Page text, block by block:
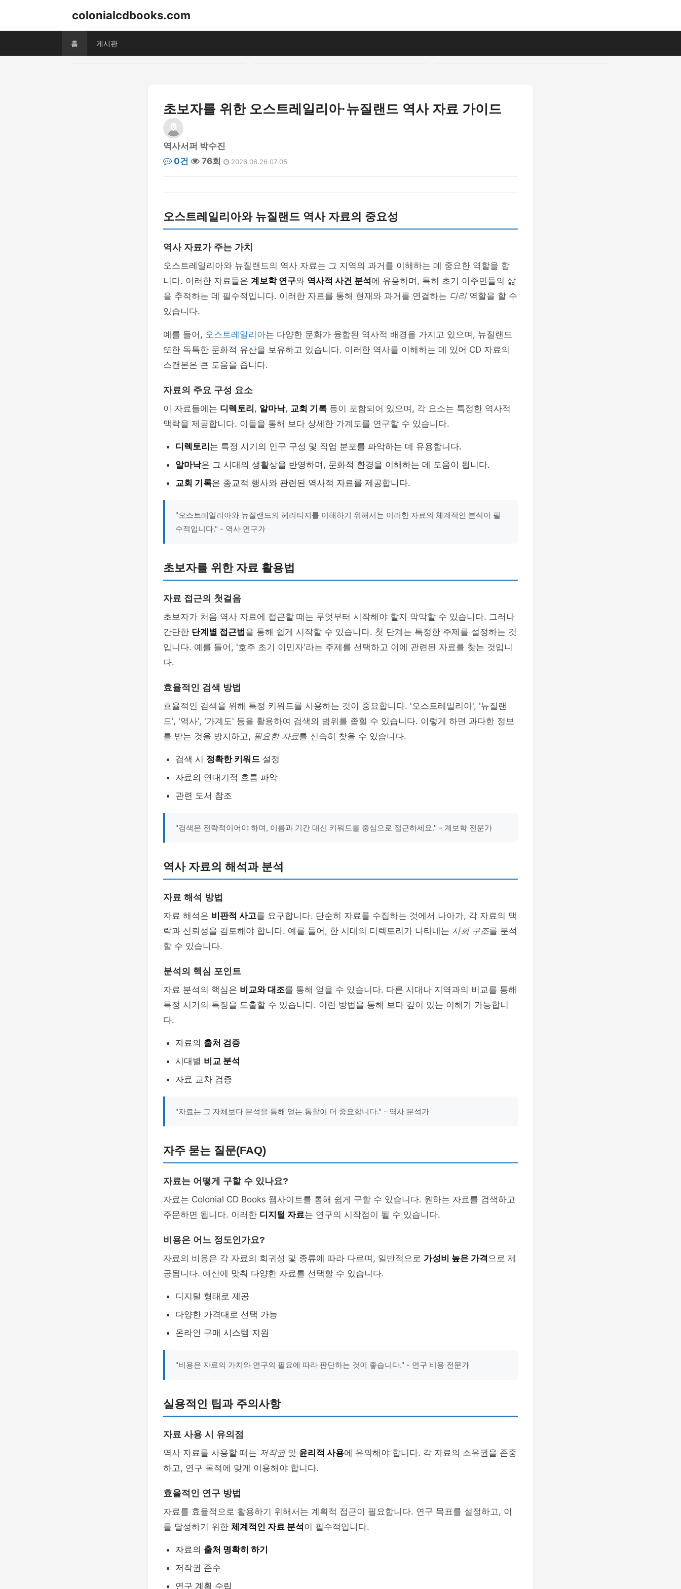
colonialcdbooks.com
홈 게시판
초보자를 위한 오스트레일리아·뉴질랜드 역사 자료 가이드
역사서퍼 박수진
0건
76회 2026.06.26 07:05
오스트레일리아와 뉴질랜드 역사 자료의 중요성
역사 자료가 주는 가치
오스트레일리아와 뉴질랜드의 역사 자료는 그 지역의 과거를 이해하는 데 중요한 역할을 합
니다. 이러한 자료들은 계보학 연구와 역사적 사건 분석에 유용하며, 특히 초기 이주민들의 삶
을 추적하는 데 필수적입니다. 이러한 자료를 통해 현재와 과거를 연결하는 다리역할을 할 수
있습니다.
예를 들어, 오스트레일리아는 다양한 문화가 융합된 역사적 배경을 가지고 있으며, 뉴질랜드
또한 독특한 문화적 유산을 보유하고 있습니다. 이러한 역사를 이해하는 데 있어 CD 자료의
스캔본은 큰 도움을 줍니다.
자료의 주요 구성 요소
이 자료들에는 디렉토리 , 알마낙, 교회 기록 등이 포함되어 있으며, 각 요소는 특정한 역사적
맥락을 제공합니다. 이들을 통해 보다 상세한 가계도를 연구할 수 있습니다.
디렉토리 는 특정 시기의 인구 구성 및 직업 분포를 파악하는 데 유용합니다.
알마낙은 그 시대의 생활상을 반영하며, 문화적 환경을 이해하는 데 도움이 됩니다.
교회 기록은 종교적 행사와 관련된 역사적 자료를 제공합니다.
"오스트레일리아와 뉴질랜드의 헤리티지를 이해하기 위해서는 이러한 자료의 체계적인 분석이 필
수적입니다." - 역사 연구가
초보자를 위한 자료 활용법
자료 접근의 첫걸음
초보자가 처음 역사 자료에 접근할 때는 무엇부터 시작해야 할지 막막할 수 있습니다. 그러나
간단한 단계별 접근법 을 통해 쉽게 시작할 수 있습니다. 첫 단계는 특정한 주제를 설정하는 것
입니다. 예를 들어, '호주 초기 이민자'라는 주제를 선택하고 이에 관련된 자료를 찾는 것입니
다.
효율적인 검색 방법
효율적인 검색을 위해 특정 키워드를 사용하는 것이 중요합니다. '오스트레일리아', '뉴질랜
드', '역사', '가계도' 등을 활용하여 검색의 범위를 좁힐 수 있습니다. 이렇게 하면 과다한 정보
를 받는 것을 방지하고, 필요한 자료를 신속히 찾을 수 있습니다.
검색 시 정확한 키워드 설정
자료의 연대기적 흐름 파악
관련 도서 참조
"검색은 전략적이어야 하며, 이름과 기간 대신 키워드를 중심으로 접근하세요." - 계보학 전문가
역사 자료의 해석과 분석
자료 해석 방법
자료 해석은 비판적 사고를 요구합니다. 단순히 자료를 수집하는 것에서 나아가, 각 자료의 맥
락과 신뢰성을 검토해야 합니다. 예를 들어, 한 시대의 디렉토리가 나타내는 사회 구조를 분석
할 수 있습니다.
분석의 핵심 포인트
자료 분석의 핵심은 비교와 대조를 통해 얻을 수 있습니다. 다른 시대나 지역과의 비교를 통해
특정 시기의 특징을 도출할 수 있습니다. 이런 방법을 통해 보다 깊이 있는 이해가 가능합니
다.
자료의 출처 검증
시대별 비교 분석
자료 교차 검증
"자료는 그 자체보다 분석을 통해 얻는 통찰이 더 중요합니다." - 역사 분석가
자주 묻는 질문(FAQ)
자료는 어떻게 구할 수 있나요?
자료는 Colonial CD Books 웹사이트를 통해 쉽게 구할 수 있습니다. 원하는 자료를 검색하고
주문하면 됩니다. 이러한 디지털 자료는 연구의 시작점이 될 수 있습니다.
비용은 어느 정도인가요?
자료의 비용은 각 자료의 희귀성 및 종류에 따라 다르며, 일반적으로 가성비 높은 가격으로 제
공됩니다. 예산에 맞춰 다양한 자료를 선택할 수 있습니다.
디지털 형태로 제공
다양한 가격대로 선택 가능
온라인 구매 시스템 지원
"비용은 자료의 가치와 연구의 필요에 따라 판단하는 것이 좋습니다." - 연구 비용 전문가
실용적인 팁과 주의사항
자료 사용 시 유의점
역사 자료를 사용할 때는 저작권및 윤리적 사용에 유의해야 합니다. 각 자료의 소유권을 존중
하고, 연구 목적에 맞게 이용해야 합니다.
효율적인 연구 방법
자료를 효율적으로 활용하기 위해서는 계획적 접근이 필요합니다. 연구 목표를 설정하고, 이
를 달성하기 위한 체계적인 자료 분석이 필수적입니다.
자료의 출처 명확히 하기
저작권 준수
연구 계획 수립